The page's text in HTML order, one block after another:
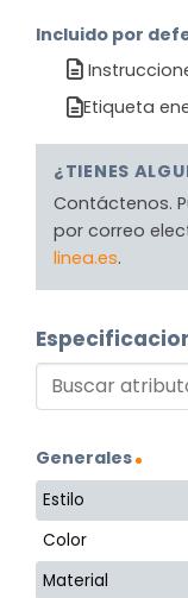
Incluido por
Etiqueta
¿TIENES
Contáctenos.
por correo
linea.es.
Generales
Estilo
Color
Material